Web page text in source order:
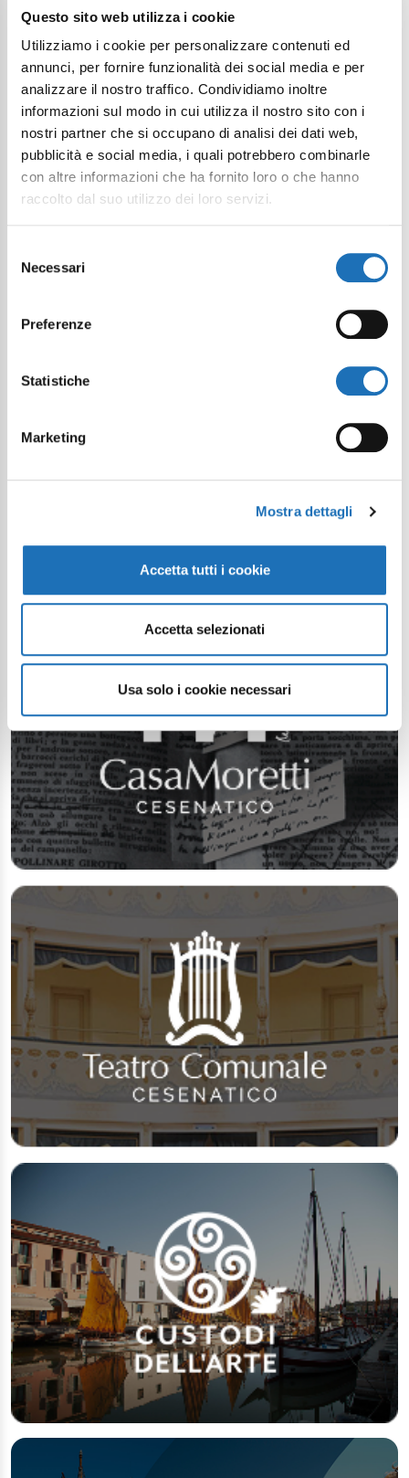
Questo sito web utilizza i cookie
Utilizziamo i cookie per personalizzare contenuti ed
annunci, per fornire funzionalità dei social media e per
analizzare il nostro traffico. Condividiamo inoltre
informazioni sul modo in cui utilizza il nostro sito con i
nostri partner che si occupano di analisi dei dati web,
pubblicità e social media, i quali potrebbero combinarle
con altre informazioni che ha fornito loro o che hanno
raccolto dal suo utilizzo dei loro servizi.
delNecessari
Preferenze
Statistiche
Marketing
Mostra dettagli
Accetta tutti i cookie
Accetta selezionati
Usa solo i cookie necessari